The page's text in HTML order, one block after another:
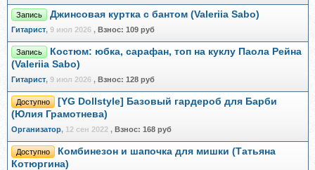
Запись Джинсовая куртка с бантом (Valeriia Sabo)
Гитарист, 9 июл 2026 , Взнос: 109 руб
Запись
Костюм: юбка, сарафан, топ на куклу Паола Рейна
(Valeriia Sabo)
Гитарист, 9 июл 2026 , Взнос: 128 руб
Доступно
[YG Dollstyle] Базовый гардероб для Барби
(Юлия Грамотнева)
Организатор, 12 сен 2022 , Взнос: 168 руб
Доступно
Комбинезон и шапочка для мишки (Татьяна
Котюргина)